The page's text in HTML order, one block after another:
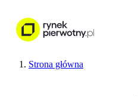
Strona główna